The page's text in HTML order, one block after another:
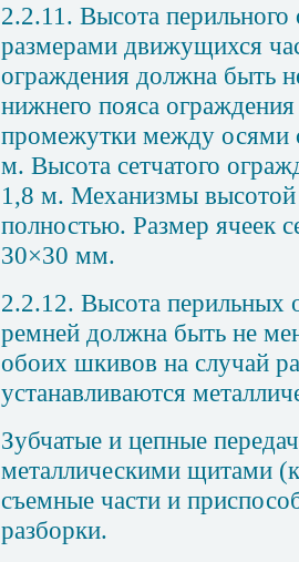
2.2.11. Высота перильного
размерами движущихся
ограждения должна быть
нижнего пояса
промежутки между осями
м. Высота сетчатого
1,8 м. Механизмы
полностью. Размер ячеек
30×30 мм.
2.2.12. Высота перильных
ремней должна быть не
обоих шкивов на случай
устанавливаются
Зубчатые и цепные
металлическими щитами
съемные части и
разборки.